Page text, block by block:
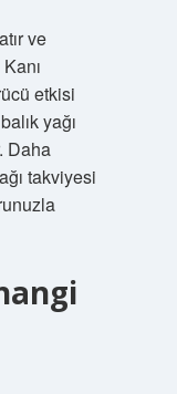
ve
etkisi
yağı
Daha
takviyesi